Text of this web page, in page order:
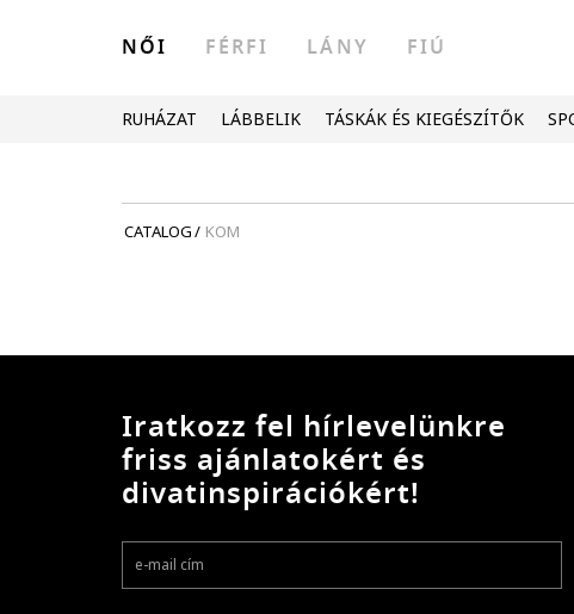
NŐI FÉRFI LÁNY FIÚ
RUHÁZAT LÁBBELIK TÁSKÁK ÉS KIEGÉSZÍTŐK
CATALOG/ KOM
Iratkozz fel hírlevelünkre
friss ajánlatokért és
divatinspirációkért!